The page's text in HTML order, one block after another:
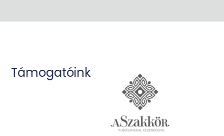
Támogatóink